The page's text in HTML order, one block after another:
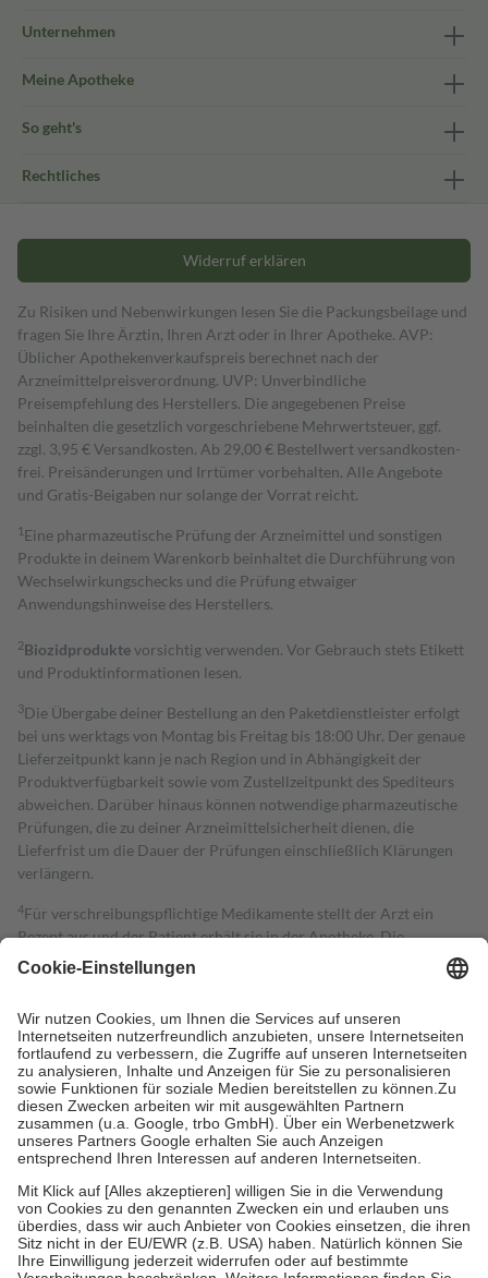
Unternehmen
Meine Apotheke
So geht's
Rechtliches
Widerruf erklären
Zu Risiken und Nebenwirkungen lesen Sie die Packungsbeilage und
fragen Sie Ihre Ärztin, Ihren Arzt oder in Ihrer Apotheke. AVP:
Üblicher Apothekenverkaufspreis berechnet nach der
Arzneimittelpreisverordnung. UVP: Unverbindliche
Preisempfehlung des Herstellers. Die angegebenen Preise
beinhalten die gesetzlich vorgeschriebene Mehrwertsteuer, ggf.
zzgl. 3,95 € Versandkosten. Ab 29,00 € Bestell­wert versand­kosten­
frei. Preisänderungen und Irrtümer vorbehalten. Alle Angebote
und Gratis-Beigaben nur solange der Vorrat reicht.
1 Eine pharmazeutische Prüfung der Arzneimittel und sonstigen
Produkte in deinem Warenkorb beinhaltet die Durchführung von
Wechselwirkungschecks und die Prüfung etwaiger
Anwendungshinweise des Herstellers.
2Biozidproduktevorsichtig verwenden. Vor Gebrauch stets Etikett
und Produktinformationen lesen.
3Die Übergabe deiner Bestellung an den Paketdienstleister erfolgt
bei uns werktags von Montag bis Freitag bis 18:00 Uhr. Der genaue
Lieferzeitpunkt kann je nach Region und in Abhängigkeit der
Produktverfügbarkeit sowie vom Zustellzeitpunkt des Spediteurs
abweichen. Darüber hinaus können notwendige pharmazeutische
Prüfungen, die zu deiner Arzneimittelsicherheit dienen, die
Lieferfrist um die Dauer der Prüfungen einschließlich Klärungen
verlängern.
4Für verschreibungspflichtige Medikamente stellt der Arzt ein
Rezept aus und der Patient erhält sie in der Apotheke. Die
gesetzliche Krankenversicherung übernimmt in der Regel die
Kosten dafür, der Versicherte trägt einen Teil davon als Zuzahlung
Grundsätzlich leisten Mitglieder Zuzahlungen in Höhe von zehn
Prozent des Abgabepreises,mindestens jedochfünf Euround
höchstens zehn Euro.Es sind jedoch nie mehr als die tatsächlichen
Kosten der Leistung zu entrichten.
Diese Regeln gelten grundsätzlich auch für Online-Apotheken.
Bei Heilmitteln und häuslicher Krankenpflege beträgt die
Zuzahlung zehn Prozent der Kosten sowie zehn Euro je
Verordnung.
Um das Engagement der Versicherten für ihre eigene Gesundheit zu
stärken und die besondere Stellung der Familie zu unterstützen,
fallenkeine Zuzahlungenan bei: